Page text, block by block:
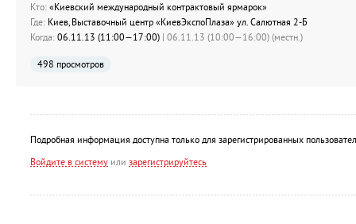
Кто: «Киевский международный контрактовый ярмарок»
Где: Киев, Выставочный центр «КиевЭкспоПлаза» ул. Салютная 2-Б
Когда: 06.11.13 (11:00—17:00) | 06.11.13 (10:00—16:00) (местн.)
498 просмотров
Подробная информация доступна только для зарегистрированных
Войдите в систему или зарегистрируйтесь